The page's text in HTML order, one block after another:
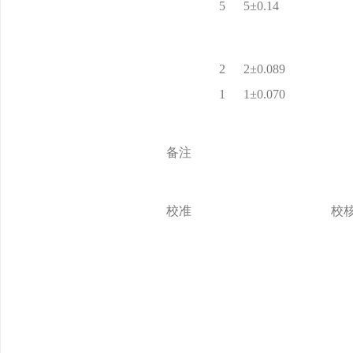
5 5±0.14
2
2±0.089
1
1±0.070
备注
校准 校